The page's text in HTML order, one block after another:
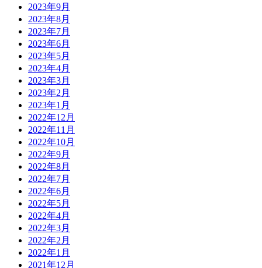
2023年9月
2023年8月
2023年7月
2023年6月
2023年5月
2023年4月
2023年3月
2023年2月
2023年1月
2022年12月
2022年11月
2022年10月
2022年9月
2022年8月
2022年7月
2022年6月
2022年5月
2022年4月
2022年3月
2022年2月
2022年1月
2021年12月